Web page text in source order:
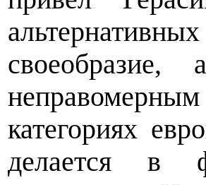
своеобразие,
категориях
делается в